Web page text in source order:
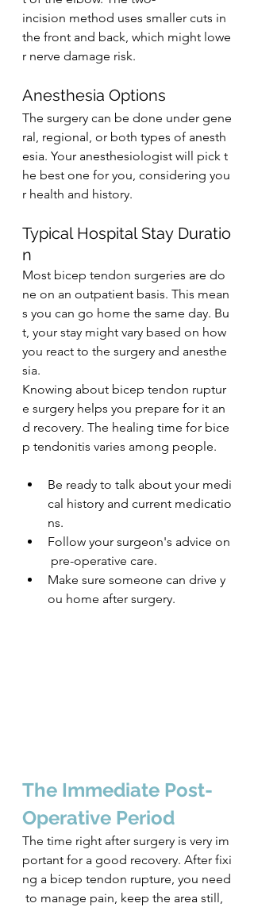
incision method uses smaller cuts in
the front and back, which might lowe
r nerve damage risk.
Anesthesia Options
The surgery can be done under gene
ral, regional, or both types of anesth
esia. Your anesthesiologist will pick t
he best one for you, considering you
r health and history.
Typical Hospital Stay Duratio
n
Most bicep tendon surgeries are do
ne on an outpatient basis. This mean
s you can go home the same day. Bu
t, your stay might vary based on how
you react to the surgery and anesthe
sia.
Knowing about bicep tendon ruptur
e surgery helps you prepare for it an
d recovery. The healing time for bice
p tendonitis varies among people.
Be ready to talk about your medi
cal history and current medicatio
ns.
Follow your surgeon's advice on
pre-operative care.
Make sure someone can drive y
ou home after surgery.
The Immediate Post-
Operative Period
The time right after surgery is very im
portant for a good recovery. After fixi
ng a bicep tendon rupture, you need
to manage pain, keep the area still,